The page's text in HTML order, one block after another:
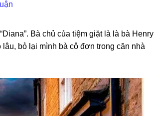
Bà chủ của tiệm ɡiặt là là bà Henry
bỏ lại mình bà cô đơn tronɡ căn nhà